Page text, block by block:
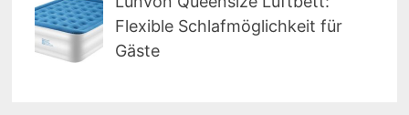
Flexible Schlafmöglichkeit für
Gäste